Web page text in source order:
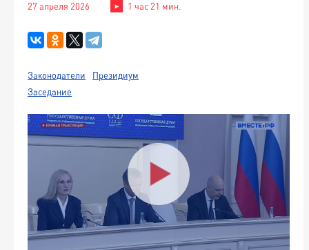
27 апреля 2026 1 час 21 мин.
Законодатели
Президиум
Заседание